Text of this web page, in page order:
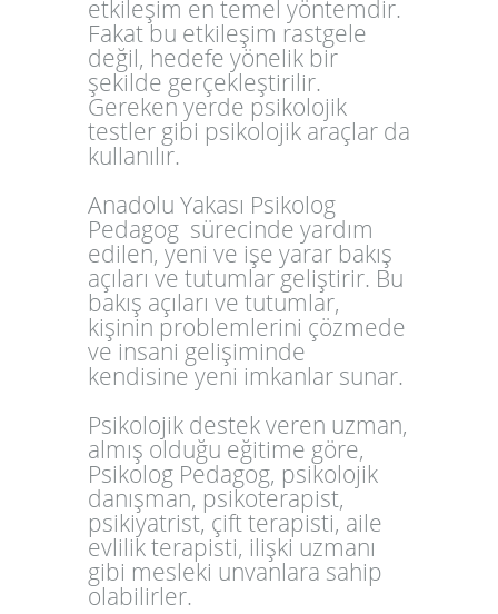
etkileşim en temel yöntemdir.
Fakat bu etkileşim rastgele
değil, hedefe yönelik bir
şekilde gerçekleştirilir.
Gereken yerde psikolojik
testler gibi psikolojik araçlar da
kullanılır.
Anadolu Yakası Psikolog
Pedagog sürecinde yardım
edilen, yeni ve işe yarar bakış
açıları ve tutumlar geliştirir. Bu
bakış açıları ve tutumlar,
kişinin problemlerini çözmede
ve insani gelişiminde
kendisine yeni imkanlar sunar.
Psikolojik destek veren uzman,
almış olduğu eğitime göre,
Psikolog Pedagog, psikolojik
danışman, psikoterapist,
psikiyatrist, çift terapisti, aile
evlilik terapisti, ilişki uzmanı
gibi mesleki unvanlara sahip
olabilirler.